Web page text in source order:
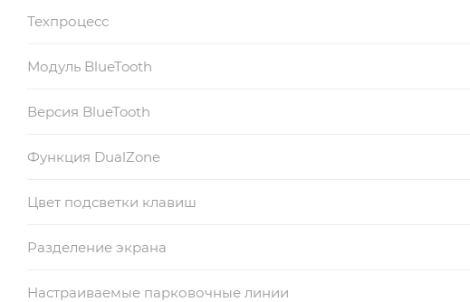
Техпроцесс
Модуль BlueTooth
Версия BlueTooth
Функция DualZone
Цвет подсветки клавиш
Разделение экрана
Настраиваемые парковочные линии